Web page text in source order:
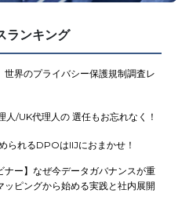
ランキング
世界のプライバシー保護規制調査レ
/UK代理人の 選任もお忘れなく！
られるDPOはIIJにおまかせ！
ナー】なぜ今データガバナンスが重
ピングから始める実践と社内展開